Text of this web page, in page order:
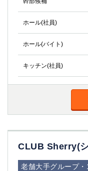
ホール(社員)
ホール(バイト)
キッチン(社員)
CLUB Sherry(
老舗大手グループ
該当求人 0件